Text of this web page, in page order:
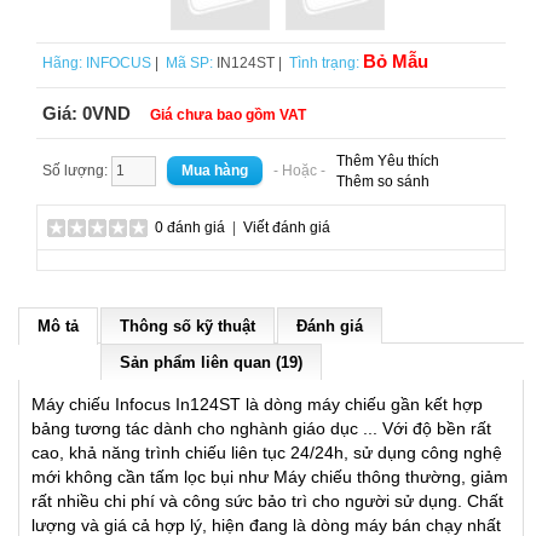
Hãng: INFOCUS Mã SP: IN124ST | Tình trạng: Bỏ Mẫu
Giá: 0VND Giá chưa bao gồm VAT
Số lượng: - Hoặc -
Thêm Yêu thích
Thêm so sánh
0 đánh giá Viết đánh giá
Mô tả Thông số kỹ thuật
Đánh giá
Sản phẩm liên quan (19)
Máy chiếu Infocus In124ST là dòng máy chiếu gần kết hợp
bảng tương tác dành cho nghành giáo dục ... Với độ bền rất
cao, khả năng trình chiếu liên tục 24/24h, sử dụng công nghệ
mới không cần tấm lọc bụi như Máy chiếu thông thường, giảm
rất nhiều chi phí và công sức bảo trì cho người sử dụng. Chất
lượng và giá cả hợp lý, hiện đang là dòng máy bán chạy nhất